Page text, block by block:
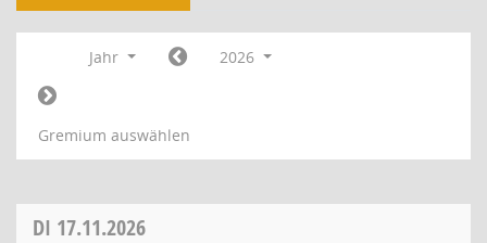
Jahr 2026
Gremium auswählen
DI 17.11.2026